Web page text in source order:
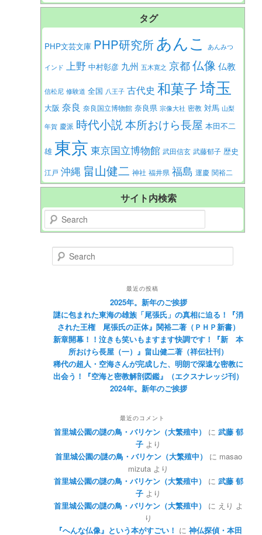
タグ
PHP文芸文庫 PHP研究所あんこ あんみつ
インド 上野 中村彰彦 九州 五木寛之 京都仏像 仏教
信松尼 修験道 全国 八王子 古代史 和菓子埼玉
大阪 奈良 奈良国立博物館 奈良県 宗像大社 密教 対馬 山梨
年賀 慶派 時代小説本所おけら長屋 本田不二
雄 東京 東京国立博物館 武田信玄 武藤郁子 歴史
江戸 沖縄 畠山健二 神社 福井県 福島 運慶 関裕二
サイト内検索
Search
Search
最近の投稿
2025年。新年のご挨拶
謎に包まれた東海の雄族「尾張氏」の真相に迫る！『消
された王権 尾張氏の正体』関裕二著（ＰＨＰ新書）
新章開幕！！泣きも笑いもますます快調です！『新 本
所おけら長屋（一）』畠山健二著（祥伝社刊）
稀代の超人・空海さんが完成した、明朗で深遠な密教に
出会う！『空海と密教解剖図鑑』（エクスナレッジ刊）
2024年。新年のご挨拶
最近のコメント
首里城公園の謎の鳥・バリケン（大繁殖中） に 武藤 郁
子 より
首里城公園の謎の鳥・バリケン（大繁殖中）
に masao
mizuta より
首里城公園の謎の鳥・バリケン（大繁殖中）
に 武藤 郁
子 より
首里城公園の謎の鳥・バリケン（大繁殖中）
に えり よ
り
『へんな仏像』という本がすごい！ に 神仏探偵・本田